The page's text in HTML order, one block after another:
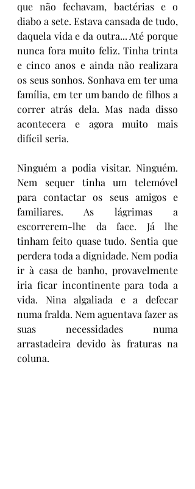
que não fechavam, bactérias e o
diabo a sete. Estava cansada de tudo,
daquela vida e da outra... Até porque
nunca fora muito feliz. Tinha trinta
e cinco anos e ainda não realizara
os seus sonhos. Sonhava em ter uma
família, em ter um bando de filhos a
correr atrás dela. Mas nada disso
acontecera e agora muito mais
difícil seria.
Ninguém a podia visitar. Ninguém.
Nem sequer tinha um telemóvel
para contactar os seus amigos e
familiares. As lágrimas a
escorrerem-lhe da face. Já lhe
tinham feito quase tudo. Sentia que
perdera toda a dignidade. Nem podia
ir à casa de banho, provavelmente
iria ficar incontinente para toda a
vida. Nina algaliada e a defecar
numa fralda. Nem aguentava fazer as
suas necessidades numa
arrastadeira devido às fraturas na
coluna.